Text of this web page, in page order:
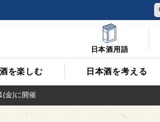
を楽しむ 日本酒を考える
日本酒用語
金)に開催